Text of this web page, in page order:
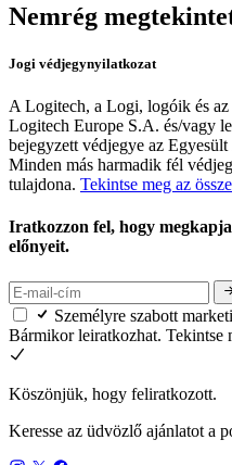
Nemrég
Jogi védjegynyilatkozat
A Logitech, a Logi, logóik és
Logitech Europe S.A. és/vagy
bejegyzett védjegye az
Minden más harmadik fél
tulajdona. Tekintse meg az
Iratkozzon fel, hogy
előnyeit.
Személyre szabott
Bármikor leiratkozhat. Tekintse
Köszönjük, hogy feliratkozott.
Keresse az üdvözlő ajánlatot a